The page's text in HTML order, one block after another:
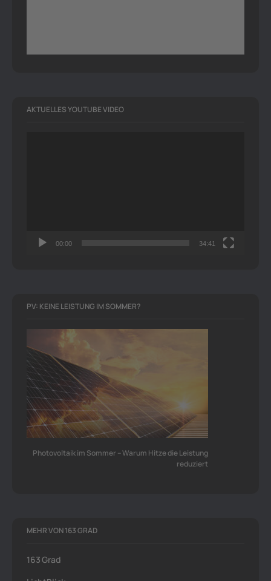
AKTUELLES YOUTUBE VIDEO
00:00 34:41
PV: KEINE LEISTUNG IM SOMMER?
Photovoltaik im Sommer – Warum Hitze die Leistung
reduziert
MEHR VON 163 GRAD
163 Grad